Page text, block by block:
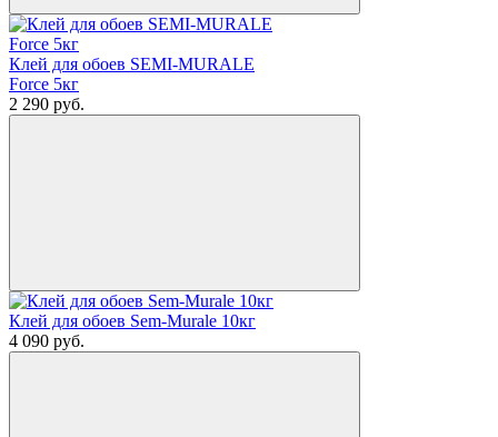
Клей для обоев SEMI-MURALE
Force 5кг
2 290 руб.
Клей для обоев Sem-Murale 10кг
4 090 руб.